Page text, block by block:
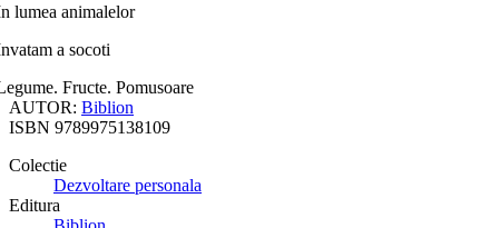
lumea animalelor
a socoti
Fructe. Pomusoare
AUTOR: Biblion
ISBN 9789975138109
Colectie
Dezvoltare personala
Editura